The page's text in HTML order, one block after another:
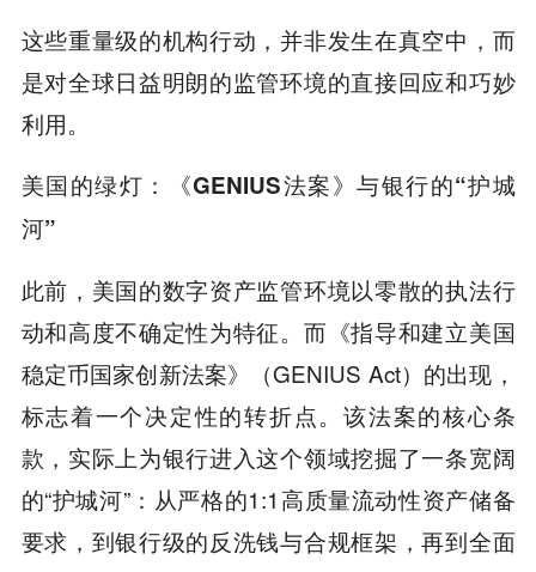
这些重量级的机构行动，并非发生在真空中，而
是对全球日益明朗的监管环境的直接回应和巧妙
利用。
美国的绿灯：《GENIUS法案》与银行的“护城
河”
此前，美国的数字资产监管环境以零散的执法行
动和高度不确定性为特征。而《指导和建立美国
稳定币国家创新法案》（GENIUS Act）的出现，
标志着一个决定性的转折点。该法案的核心条
款，实际上为银行进入这个领域挖掘了一条宽阔
的“护城河”：从严格的1:1高质量流动性资产储备
要求，到银行级的反洗钱与合规框架，再到全面